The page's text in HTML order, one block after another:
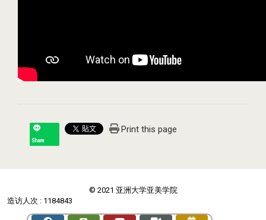
Share
Print this page
© 2021 亚洲大学亚美学院
造访人次 : 1184843